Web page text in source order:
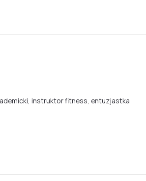
instruktor fitness, entuzjastka